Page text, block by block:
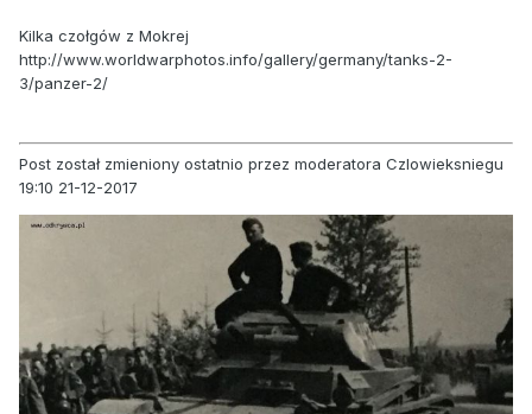
Kilka czołgów z Mokrej
http://www.worldwarphotos.info/gallery/germany/tanks-2-
3/panzer-2/
Post został zmieniony ostatnio przez moderatora Czlowieksniegu
19:10 21-12-2017